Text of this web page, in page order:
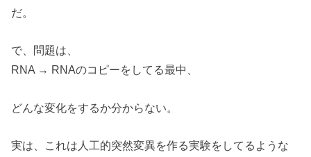
だ。
で、問題は、
RNA → RNAのコピーをしてる最中、
どんな変化をするか分からない。
実は、これは人工的突然変異を作る実験をしてるような